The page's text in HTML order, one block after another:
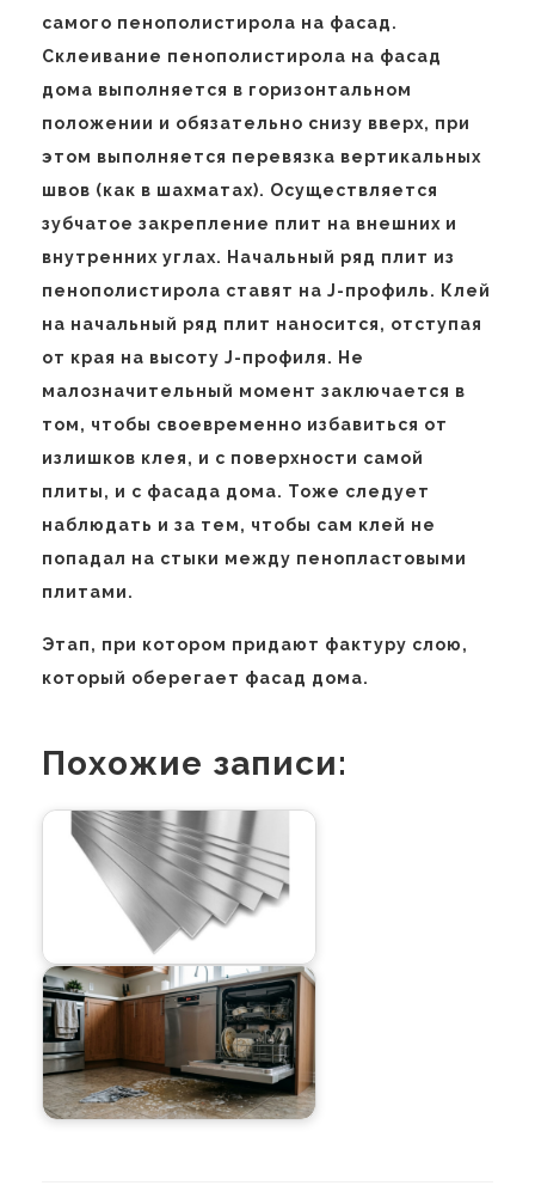
самого пенополистирола на фасад.
Склеивание пенополистирола на фасад
дома выполняется в горизонтальном
положении и обязательно снизу вверх, при
этом выполняется перевязка вертикальных
швов (как в шахматах). Осуществляется
зубчатое закрепление плит на внешних и
внутренних углах. Начальный ряд плит из
пенополистирола ставят на J-профиль. Клей
на начальный ряд плит наносится, отступая
от края на высоту J-профиля. Не
малозначительный момент заключается в
том, чтобы своевременно избавиться от
излишков клея, и с поверхности самой
плиты, и с фасада дома. Тоже следует
наблюдать и за тем, чтобы сам клей не
попадал на стыки между пенопластовыми
плитами.
Этап, при котором придают фактуру слою,
который оберегает фасад дома.
Похожие записи: